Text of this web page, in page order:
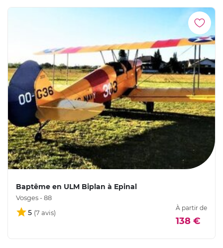
Baptême en ULM Biplan à Epinal
Vosges - 88
5
À partir de
138 €